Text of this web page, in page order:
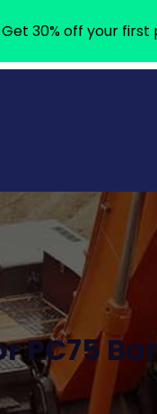
PC75
Get 30% off your first